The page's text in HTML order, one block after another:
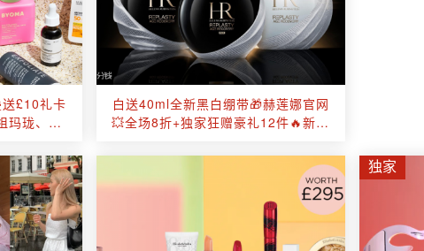
£10礼卡
珑、
白送40ml全新黑白绷带🎁赫莲娜官网
💥全场8折+独家狂赠豪礼12件🔥新品
独家